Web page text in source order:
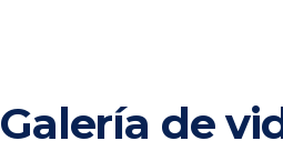
Galería de